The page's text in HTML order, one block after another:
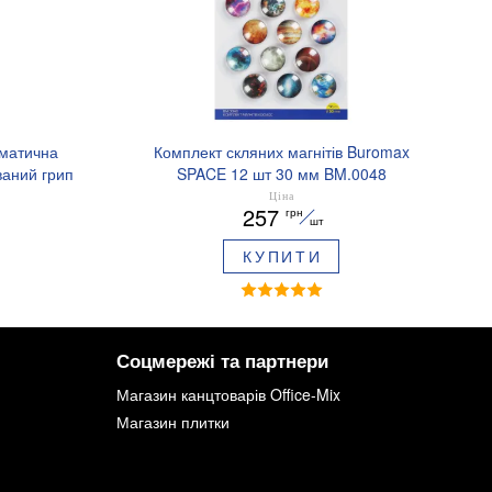
грип
02
Комплект скляних магнітів Buromax
SPACE 12 шт 30 мм BM.0048
Ціна
257 грн
шт
КУПИТИ
Соцмережі та партнери
Магазин канцтоварів Office-Mix
Магазин плитки